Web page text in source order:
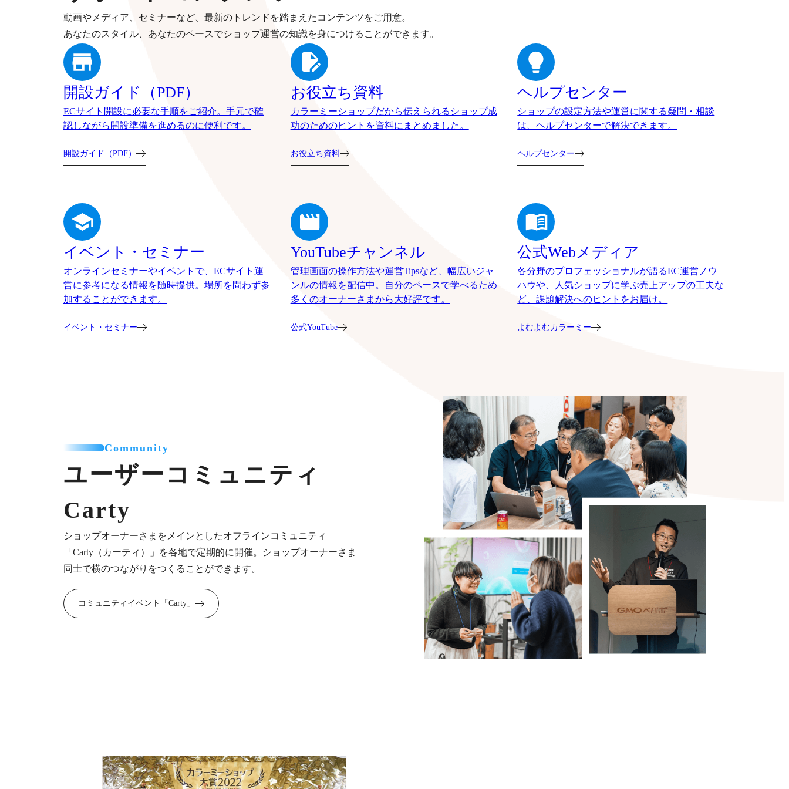
動画やメディア、セミナーなど、最新のトレンドを踏まえたコンテンツをご用意。
あなたのスタイル、あなたのペースでショップ運営の知識を身につけることができます。
開設ガイド（PDF）
ECサイト開設に必要な手順をご紹介。手元で確
認しながら開設準備を進めるのに便利です。
開設ガイド（PDF）
お役立ち資料
カラーミーショップだから伝えられるショップ成
功のためのヒントを資料にまとめました。
お役立ち資料
ヘルプセンター
ショップの設定方法や運営に関する疑問・相談
は、ヘルプセンターで解決できます。
ヘルプセンター
イベント・セミナー
オンラインセミナーやイベントで、ECサイト運
営に参考になる情報を随時提供。場所を問わず参
加することができます。
イベント・セミナー
YouTubeチャンネル
管理画面の操作方法や運営Tipsなど、幅広いジャ
ンルの情報を配信中。自分のペースで学べるため
多くのオーナーさまから大好評です。
公式YouTube
公式Webメディア
各分野のプロフェッショナルが語るEC運営ノウ
ハウや、人気ショップに学ぶ売上アップの工夫な
ど、課題解決へのヒントをお届け。
よむよむカラーミー
Community
ユーザーコミュニティ
Carty
ショップオーナーさまをメインとしたオフラインコミュニティ
「Carty（カーティ）」を各地で定期的に開催。ショップオーナーさま
同士で横のつながりをつくることができます。
コミュニティイベント「Carty」